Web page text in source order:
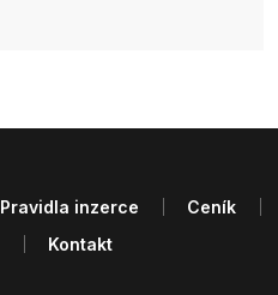
Pravidla inzerce
Ceník
Kontakt